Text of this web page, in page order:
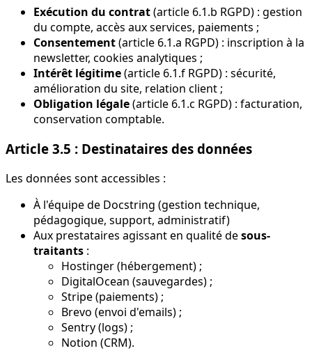
Exécution du contrat(article 6.1.b RGPD) : gestion
du compte, accès aux services, paiements ;
Consentement(article 6.1.a RGPD) : inscription à la
newsletter, cookies analytiques ;
Intérêt légitime(article 6.1.f RGPD) : sécurité,
amélioration du site, relation client ;
Obligation légale(article 6.1.c RGPD) : facturation,
conservation comptable.
Article 3.5 : Destinataires des données
Les données sont accessibles :
À l'équipe de Docstring (gestion technique,
pédagogique, support, administratif)
Aux prestataires agissant en qualité desous-
traitants :
Hostinger (hébergement) ;
DigitalOcean (sauvegardes) ;
Stripe (paiements) ;
Brevo (envoi d'emails) ;
Sentry (logs) ;
Notion (CRM).